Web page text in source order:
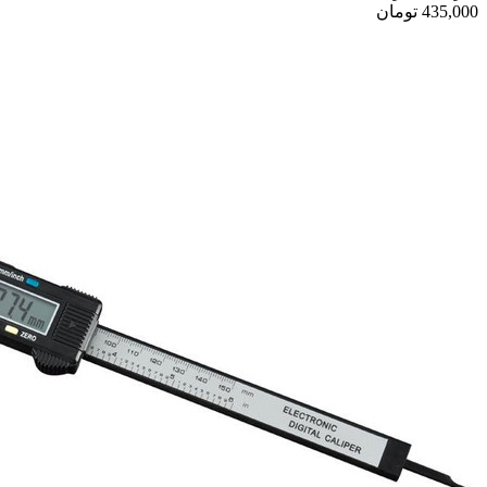
435,000 تومان